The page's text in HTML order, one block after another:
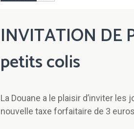
INVITATION DE
petits colis
La Douane a le plaisir d’inviter
nouvelle taxe forfaitaire de 3